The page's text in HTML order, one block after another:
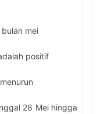
mei
positif
28 Mei hingga